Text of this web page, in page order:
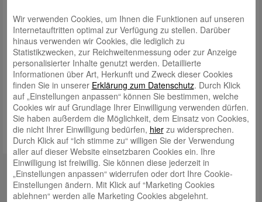
Name*
E-Mail *
Website
Meinen Namen, meine E-Mail-Adresse und meine Website in
diesem Browser für die nächste Kommentierung speichern.
Kontakt
mail@sparkasse-odenwaldkreis.de
Wir verwenden Cookies, um Ihnen die Funktionen auf unseren
Internetauftritten optimal zur Verfügung zu stellen. Darüber
hinaus verwenden wir Cookies, die lediglich zu
Statistikzwecken, zur Reichweitenmessung oder zur Anzeige
personalisierter Inhalte genutzt werden. Detaillierte
Informationen über Art, Herkunft und Zweck dieser Cookies
finden Sie in unserer Erklärung zum Datenschutz. Durch Klick
auf „Einstellungen anpassen“ können Sie bestimmen, welche
Cookies wir auf Grundlage Ihrer Einwilligung verwenden dürfen.
Sie haben außerdem die Möglichkeit, dem Einsatz von Cookies,
die nicht Ihrer Einwilligung bedürfen, hierzu widersprechen.
Durch Klick auf “Ich stimme zu“ willigen Sie der Verwendung
aller auf dieser Website einsetzbaren Cookies ein. Ihre
Einwilligung ist freiwillig. Sie können diese jederzeit in
„Einstellungen anpassen“ widerrufen oder dort Ihre Cookie-
Einstellungen ändern. Mit Klick auf “Marketing Cookies
ablehnen“ werden alle Marketing Cookies abgelehnt.